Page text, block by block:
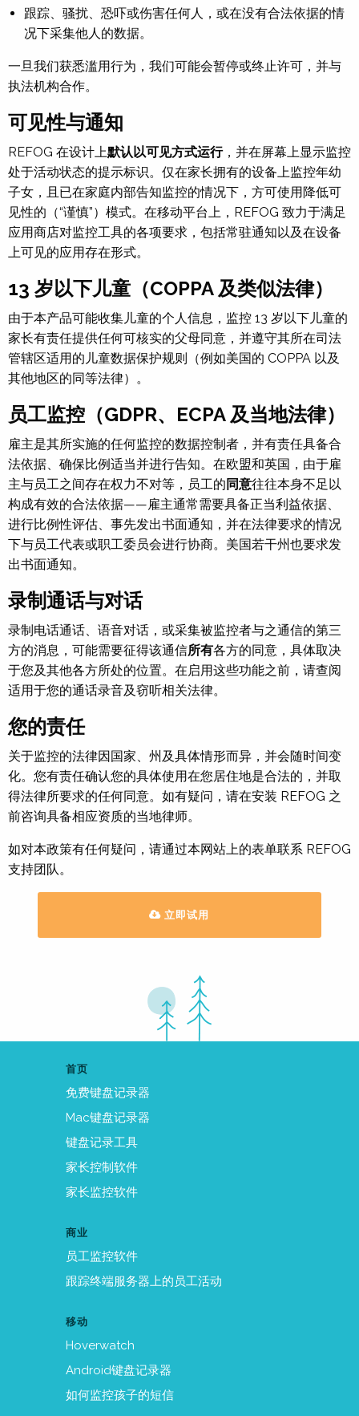
跟踪、骚扰、恐吓或伤害任何人，或在没有合法依据的情
况下采集他人的数据。
一旦我们获悉滥用行为，我们可能会暂停或终止许可，并与
执法机构合作。
可见性与通知
REFOG 在设计上默认以可见方式运行，并在屏幕上显示监控
处于活动状态的提示标识。仅在家长拥有的设备上监控年幼
子女，且已在家庭内部告知监控的情况下，方可使用降低可
见性的（“谨慎”）模式。在移动平台上，REFOG 致力于满足
应用商店对监控工具的各项要求，包括常驻通知以及在设备
上可见的应用存在形式。
13 岁以下儿童（COPPA 及类似法律）
由于本产品可能收集儿童的个人信息，监控 13 岁以下儿童的
家长有责任提供任何可核实的父母同意，并遵守其所在司法
管辖区适用的儿童数据保护规则（例如美国的 COPPA 以及
其他地区的同等法律）。
员工监控（GDPR、ECPA 及当地法律）
雇主是其所实施的任何监控的数据控制者，并有责任具备合
法依据、确保比例适当并进行告知。在欧盟和英国，由于雇
主与员工之间存在权力不对等，员工的 同意往往本身不足以
构成有效的合法依据——雇主通常需要具备正当利益依据、
进行比例性评估、事先发出书面通知，并在法律要求的情况
下与员工代表或职工委员会进行协商。美国若干州也要求发
出书面通知。
录制通话与对话
录制电话通话、语音对话，或采集被监控者与之通信的第三
方的消息，可能需要征得该通信所有各方的同意，具体取决
于您及其他各方所处的位置。在启用这些功能之前，请查阅
适用于您的通话录音及窃听相关法律。
您的责任
关于监控的法律因国家、州及具体情形而异，并会随时间变
化。您有责任确认您的具体使用在您居住地是合法的，并取
得法律所要求的任何同意。如有疑问，请在安装 REFOG 之
前咨询具备相应资质的当地律师。
如对本政策有任何疑问，请通过本网站上的表单联系 REFOG
支持团队。
立即试用
首页
免费键盘记录器
Mac键盘记录器
键盘记录工具
家长控制软件
家长监控软件
商业
员工监控软件
跟踪终端服务器上的员工活动
移动
Hoverwatch
Android键盘记录器
如何监控孩子的短信